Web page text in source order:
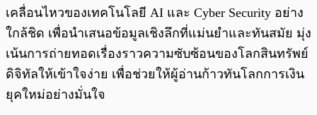
เคลื่อนไหวของเทคโนโลยี AI และ Cyber Security อย่าง
ใกล้ชิด เพื่อนำเสนอข้อมูลเชิงลึกที่แม่นยำและทันสมัย มุ่ง
เน้นการถ่ายทอดเรื่องราวความซับซ้อนของโลกสินทรัพย์
ดิจิทัลให้เข้าใจง่าย เพื่อช่วยให้ผู้อ่านก้าวทันโลกการเงิน
ยุคใหม่อย่างมั่นใจ